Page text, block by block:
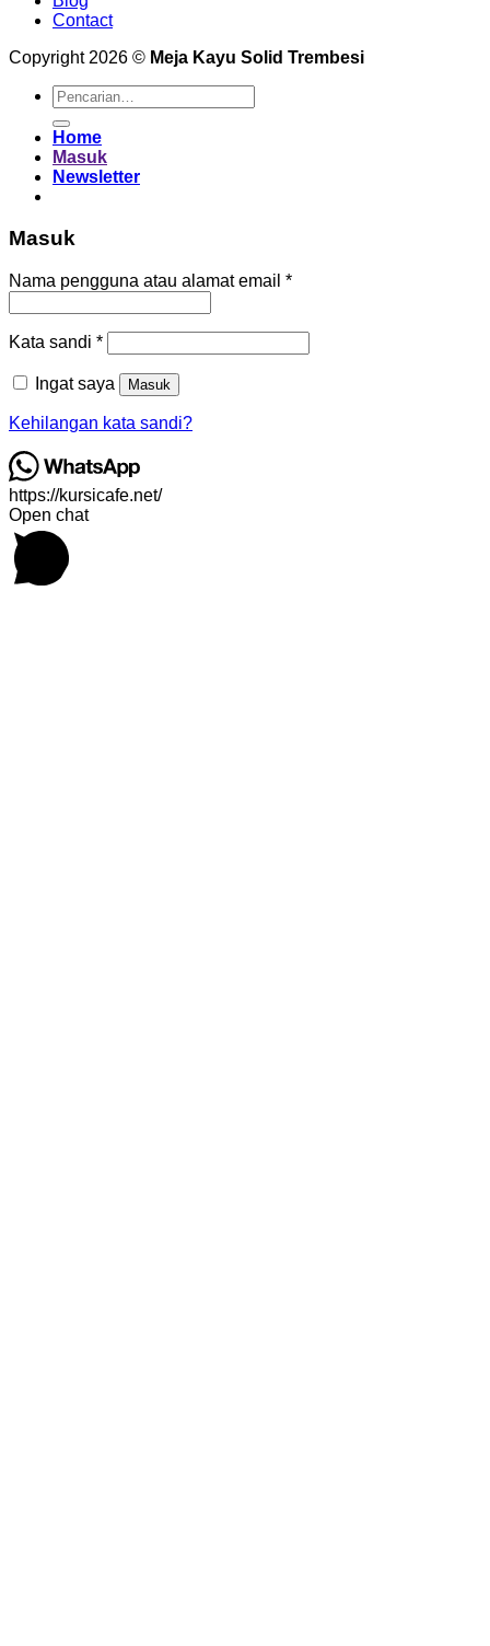
Contact
Copyright 2026 © Meja Kayu Solid Trembesi
Pencarian
untuk:
Home
Masuk
Newsletter
Masuk
Nama pengguna atau alamat email *Wajib
Kata sandi *Wajib
Ingat saya Masuk
Kehilangan kata sandi?
https://kursicafe.net/
Open chat